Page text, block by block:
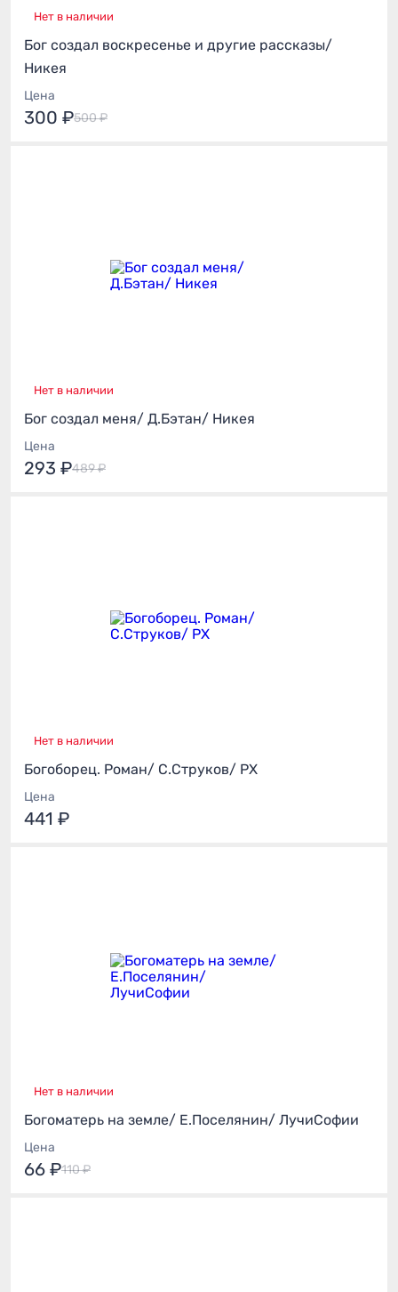
Нет в наличии
Бог создал воскресенье и другие рассказы/
Никея
Цена
300 ₽500 ₽
Нет в наличии
Бог создал меня/ Д.Бэтан/ Никея
Цена
293 ₽489 ₽
Нет в наличии
Богоборец. Роман/ С.Струков/ РХ
Цена
441 ₽
Нет в наличии
Богоматерь на земле/ Е.Поселянин/ ЛучиСофии
Цена
66 ₽110 ₽